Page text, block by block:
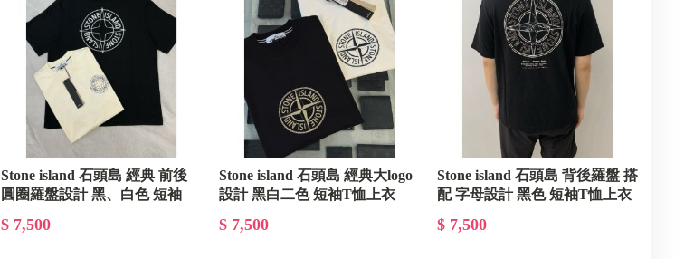
Descente 迪桑特
Stone island 石頭島
男生精選外套
Stone island 石頭島 經典 前後
圓圈羅盤設計 黑、白色 短袖
$ 7,500
Stone island 石頭島 經典大logo
設計 黑白二色 短袖T恤上衣
$ 7,500
Stone island 石頭島 背後羅盤 搭
配 字母設計 黑色 短袖T恤上衣
$ 7,500